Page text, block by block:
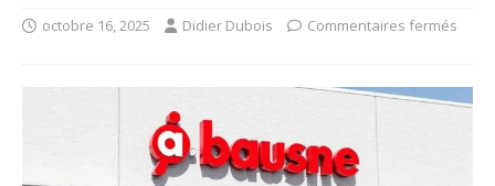
octobre 16, 2025 Didier Dubois Commentaires fermés